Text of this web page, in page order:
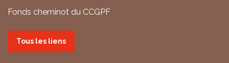
Fonds cheminot du CCGPF
Tous les liens